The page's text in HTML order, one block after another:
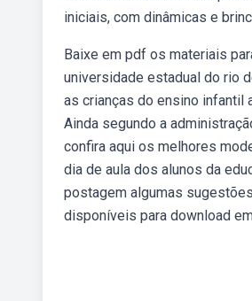
iniciais, com dinâmicas e
Baixe em pdf os materiais
universidade estadual do rio
as crianças do ensino infantil
Ainda segundo a
confira aqui os melhores
dia de aula dos alunos da
postagem algumas
disponíveis para download